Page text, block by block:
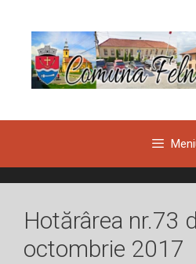
conținut
Hotărârea nr.73
octombrie 2017